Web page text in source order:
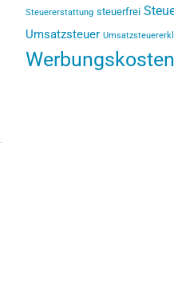
Steuererstattung steuerfrei
Umsatzsteuer
Werbungskosten